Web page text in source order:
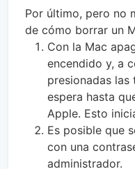
Por último, pero no
de cómo borrar un
Con la Mac
encendido y, a
presionadas
espera hasta
Apple. Esto
Es posible que
con una
administrador.